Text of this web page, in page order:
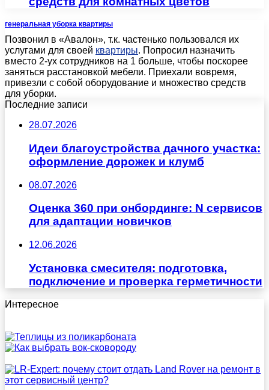
генеральная уборка квартиры
Позвонил в «Авалон», т.к. частенько пользовался их
услугами для своей квартиры. Попросил назначить
вместо 2-ух сотрудников на 1 больше, чтобы поскорее
заняться расстановкой мебели. Приехали вовремя,
привезли с собой оборудование и множество средств
для уборки.
Последние записи
28.07.2026
Идеи благоустройства дачного участка:
оформление дорожек и клумб
08.07.2026
Оценка 360 при онбординге: N сервисов
для адаптации новичков
12.06.2026
Установка смесителя: подготовка,
подключение и проверка герметичности
Интересное